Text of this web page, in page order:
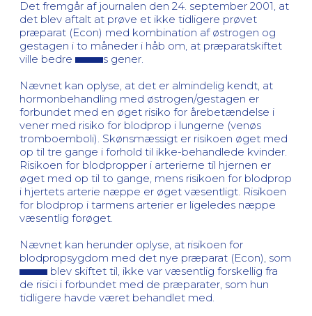
Det fremgår af journalen den 24. september 2001, at
det blev aftalt at prøve et ikke tidligere prøvet
præparat (Econ) med kombination af østrogen og
gestagen i to måneder i håb om, at præparatskiftet
ville bedre
s gener.
Nævnet kan oplyse, at det er almindelig kendt, at
hormonbehandling med østrogen/gestagen er
forbundet med en øget risiko for årebetændelse i
vener med risiko for blodprop i lungerne (venøs
tromboemboli). Skønsmæssigt er risikoen øget med
op til tre gange i forhold til ikke-behandlede kvinder.
Risikoen for blodpropper i arterierne til hjernen er
øget med op til to gange, mens risikoen for blodprop
i hjertets arterie næppe er øget væsentligt. Risikoen
for blodprop i tarmens arterier er ligeledes næppe
væsentlig forøget.
Nævnet kan herunder oplyse, at risikoen for
blodpropsygdom med det nye præparat (Econ), som
blev skiftet til, ikke var væsentlig forskellig fra
de risici i forbundet med de præparater, som hun
tidligere havde været behandlet med.